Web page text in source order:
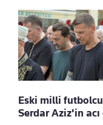
Eski milli futbolcu
Serdar Aziz'in acı